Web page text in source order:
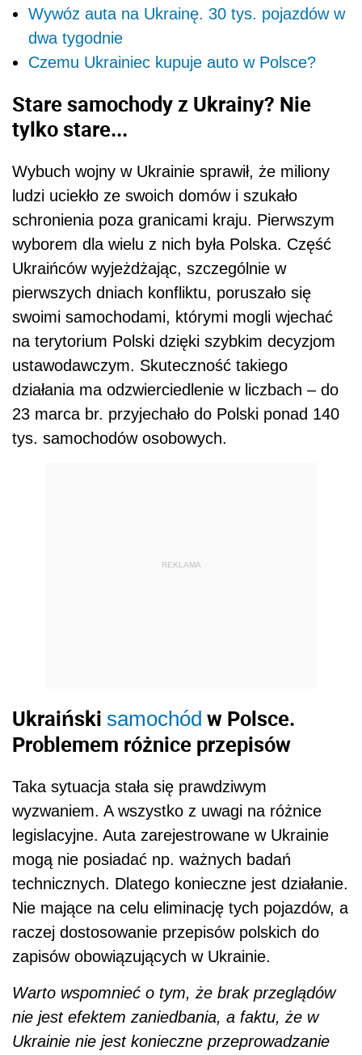
Wywóz auta na Ukrainę. 30 tys. pojazdów w
dwa tygodnie
Czemu Ukrainiec kupuje auto w Polsce?
Stare samochody z Ukrainy? Nie
tylko stare...
Wybuch wojny w Ukrainie sprawił, że miliony
ludzi uciekło ze swoich domów i szukało
schronienia poza granicami kraju. Pierwszym
wyborem dla wielu z nich była Polska. Część
Ukraińców wyjeżdżając, szczególnie w
pierwszych dniach konfliktu, poruszało się
swoimi samochodami, którymi mogli wjechać
na terytorium Polski dzięki szybkim decyzjom
ustawodawczym. Skuteczność takiego
działania ma odzwierciedlenie w liczbach – do
23 marca br. przyjechało do Polski ponad 140
tys. samochodów osobowych.
REKLAMA
Ukraiński samochód w Polsce.
Problemem różnice przepisów
Taka sytuacja stała się prawdziwym
wyzwaniem. A wszystko z uwagi na różnice
legislacyjne. Auta zarejestrowane w Ukrainie
mogą nie posiadać np. ważnych badań
technicznych. Dlatego konieczne jest działanie.
Nie mające na celu eliminację tych pojazdów, a
raczej dostosowanie przepisów polskich do
zapisów obowiązujących w Ukrainie.
Warto wspomnieć o tym, że brak przeglądów
nie jest efektem zaniedbania, a faktu, że w
Ukrainie nie jest konieczne przeprowadzanie